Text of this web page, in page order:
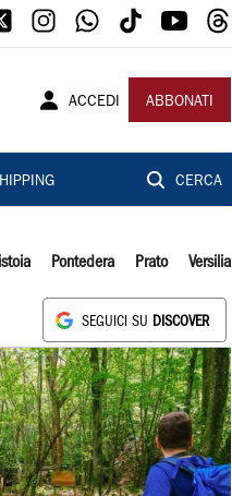
ACCEDI ABBONATI
CERCA
Pontedera Prato Versilia
SEGUICI SU DISCOVER